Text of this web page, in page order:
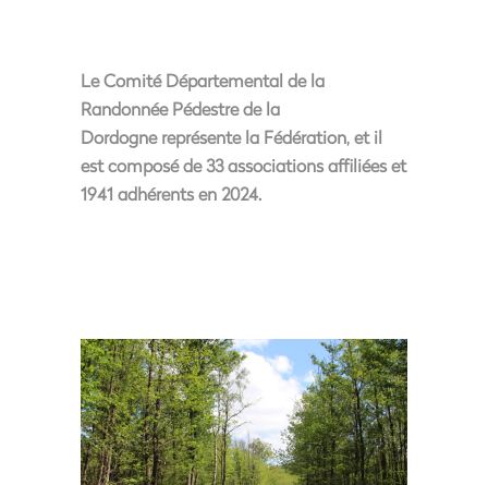
Le Comité Départemental de la
Randonnée Pédestre de la
Dordogne représente la Fédération, et il
est composé de 33 associations affiliées et
1941 adhérents en 2024.